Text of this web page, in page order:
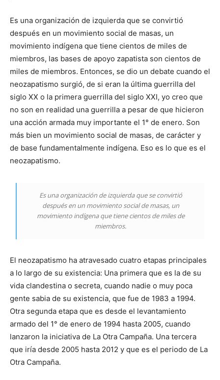
Es una organización de izquierda que se convirtió
después en un movimiento social de masas, un
movimiento indígena que tiene cientos de miles de
miembros, las bases de apoyo zapatista son cientos de
miles de miembros. Entonces, se dio un debate cuando el
neozapatismo surgió, de si eran la última guerrilla del
siglo XX o la primera guerrilla del siglo XXI, yo creo que
no son en realidad una guerrilla a pesar de que hicieron
una acción armada muy importante el 1° de enero. Son
más bien un movimiento social de masas, de carácter y
de base fundamentalmente indígena. Eso es lo que es el
neozapatismo.
Es una organización de izquierda que se convirtió
después en un movimiento social de masas, un
movimiento indígena que tiene cientos de miles de
miembros.
El neozapatismo ha atravesado cuatro etapas principales
a lo largo de su existencia: Una primera que es la de su
vida clandestina o secreta, cuando nadie o muy poca
gente sabia de su existencia, que fue de 1983 a 1994.
Otra segunda etapa que es desde el levantamiento
armado del 1° de enero de 1994 hasta 2005, cuando
lanzaron la iniciativa de La Otra Campaña. Una tercera
que iría desde 2005 hasta 2012 y que es el periodo de La
Otra Campaña.